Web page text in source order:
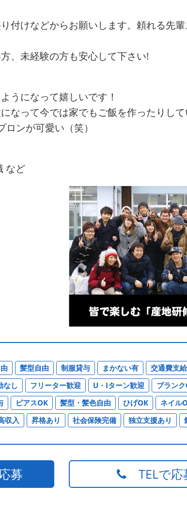
付けなどからお願いします。頼れる先
、未経験の方も安心して下さい!
うになって嬉しいです！
なって今では家でもご飯を作ったりし
ロンが可愛い（笑）
など
髪型自由 制服貸与 まかない有 交通費支給
なし フリーター歓迎 U・Iターン歓迎 ブラン
ピアスOK 髪型・髪色自由 ひげOK ネイル
収入 昇格あり 社会保険完備 独立支援あり
募 TELで応